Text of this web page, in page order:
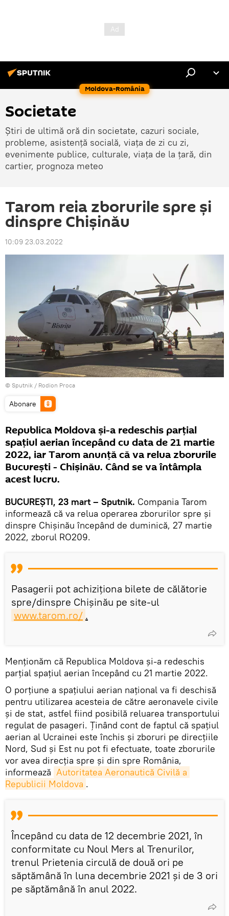
Moldova-România
Societate
Știri de ultimă oră din societate, cazuri sociale,
probleme, asistență socială, viața de zi cu zi,
evenimente publice, culturale, viața de la țară, din
cartier, prognoza meteo
Tarom reia zborurile spre și
dinspre Chișinău
10:09 23.03.2022
© Sputnik / Rodion Proca
Abonare
Republica Moldova și-a redeschis parțial
spațiul aerian începând cu data de 21 martie
2022, iar Tarom anunță că va relua zborurile
București - Chișinău. Când se va întâmpla
acest lucru.
BUCUREȘTI, 23 mart – Sputnik. Compania Tarom
informează că va relua operarea zborurilor spre și
dinspre Chișinău începând de duminică, 27 martie
2022, zborul RO209.
Pasagerii pot achiziționa bilete de călătorie
spre/dinspre Chișinău pe site-ul
www.tarom.ro/ .
Menționăm că Republica Moldova și-a redeschis
parțial spațiul aerian începând cu 21 martie 2022.
O porțiune a spațiului aerian național va fi deschisă
pentru utilizarea acesteia de către aeronavele civile
și de stat, astfel fiind posibilă reluarea transportului
regulat de pasageri. Ținând cont de faptul că spațiul
aerian al Ucrainei este închis și zboruri pe direcțiile
Nord, Sud și Est nu pot fi efectuate, toate zborurile
vor avea direcția spre și din spre România,
informează Autoritatea Aeronautică Civilă a
Republicii Moldova .
Începând cu data de 12 decembrie 2021, în
conformitate cu Noul Mers al Trenurilor,
trenul Prietenia circulă de două ori pe
săptămână în luna decembrie 2021 și de 3 ori
pe săptămână în anul 2022.